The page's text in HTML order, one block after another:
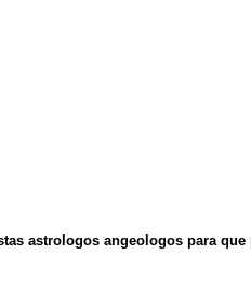
astrologos angeologos para